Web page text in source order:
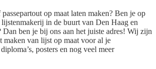
op maat laten maken? Ben je op
lijstenmakerij in de buurt van Den Haag en
ben je bij ons aan het juiste adres! Wij zijn
maken van lijst op maat voor al je
posters en nog veel meer